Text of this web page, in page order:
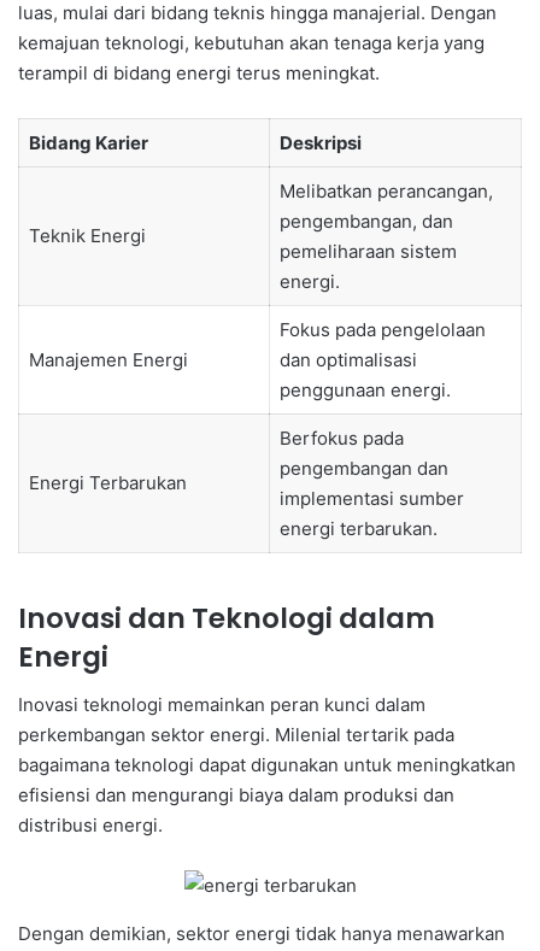
luas, mulai dari bidang teknis hingga manajerial. Dengan
kemajuan teknologi, kebutuhan akan tenaga kerja yang
terampil di bidang energi terus meningkat.
Bidang Karier Deskripsi
Teknik Energi
Melibatkan perancangan,
pengembangan, dan
pemeliharaan sistem
energi.
Manajemen Energi
Fokus pada pengelolaan
dan optimalisasi
penggunaan energi.
Energi Terbarukan
Berfokus pada
pengembangan dan
implementasi sumber
energi terbarukan.
Inovasi dan Teknologi dalam
Energi
Inovasi teknologi memainkan peran kunci dalam
perkembangan sektor energi. Milenial tertarik pada
bagaimana teknologi dapat digunakan untuk meningkatkan
efisiensi dan mengurangi biaya dalam produksi dan
distribusi energi.
Dengan demikian, sektor energi tidak hanya menawarkan